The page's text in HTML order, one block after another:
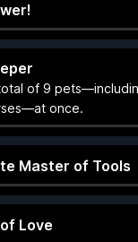
of 9
once.
Master of Tools
Love